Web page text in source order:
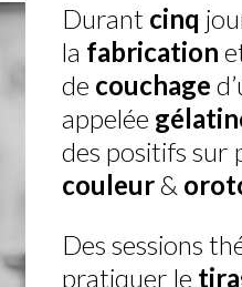
Durant cinq
la fabrication
de couchage
appelée
des positifs sur
couleur&
Des sessions
pratiquer le